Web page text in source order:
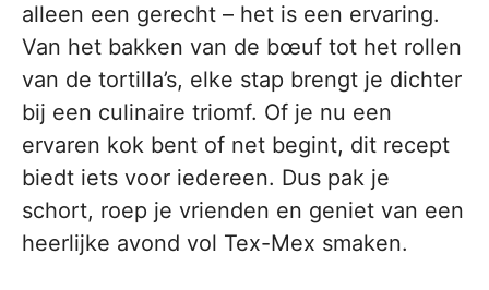
alleen een gerecht – het is een ervaring.
Van het bakken van de bœuf tot het rollen
van de tortilla’s, elke stap brengt je dichter
bij een culinaire triomf. Of je nu een
ervaren kok bent of net begint, dit recept
biedt iets voor iedereen. Dus pak je
schort, roep je vrienden en geniet van een
heerlijke avond vol Tex-Mex smaken.